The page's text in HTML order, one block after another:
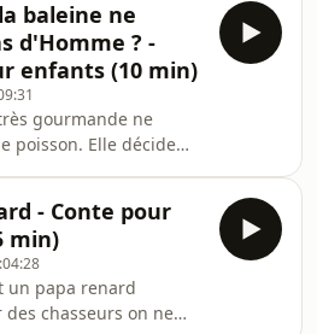
et un
à écouter pour les
dormir… ou
! Préparez
la lecture : des
illustrations pour faire
et un
pour apprendre
jour
baleine ne
d'Homme ? -
enfants (10 min)
gourmande ne
poisson. Elle décide
Des histoires
pour les petits
dormir… ou
! Développez le
votre enfant avec des
- Conte pour
min)
un papa renard
chasseurs on ne